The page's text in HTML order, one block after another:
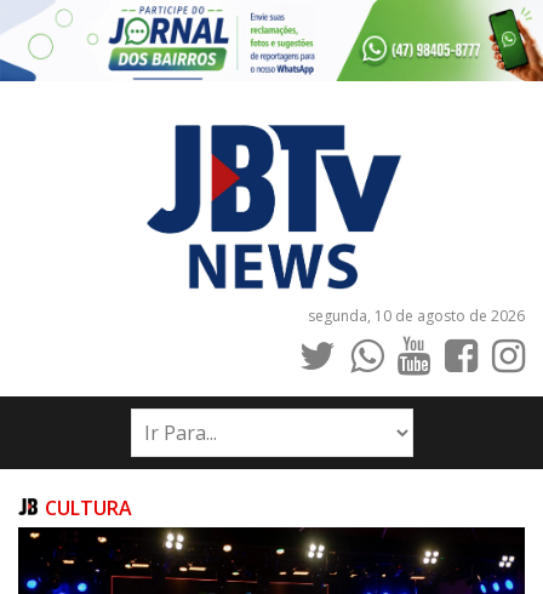
segunda, 10 de agosto de 2026
INÍCIO
NOTÍCIAS
PUBLICAÇÕES LEGAIS
CULTURA